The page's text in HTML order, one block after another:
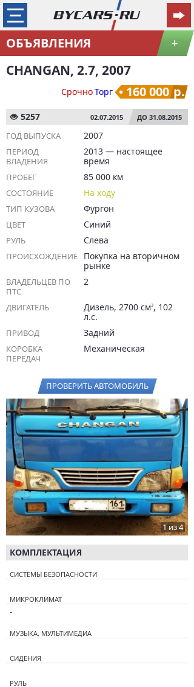
ОБЪЯВЛЕНИЯ +
CHANGAN, 2.7, 2007
СрочноТорг 160 000 р.
5257 02.07.2015 ДО 31.08.2015
ГОД ВЫПУСКА 2007
ПЕРИОД
ВЛАДЕНИЯ
2013 — настоящее
время
ПРОБЕГ 85 000 км
СОСТОЯНИЕ На ходу
ТИП КУЗОВА Фургон
ЦВЕТ Синий
РУЛЬ Слева
ПРОИСХОЖДЕНИЕ
Покупка на вторичном
рынке
ВЛАДЕЛЬЦЕВ ПО
ПТС
2
ДВИГАТЕЛЬ Дизель, 2700 см3, 102
л.с.
ПРИВОД Задний
КОРОБКА
ПЕРЕДАЧ
Механическая
ПРОВЕРИТЬ АВТОМОБИЛЬ
1 из 4
КОМПЛЕКТАЦИЯ
СИСТЕМЫ БЕЗОПАСНОСТИ
МИКРОКЛИМАТ
-
МУЗЫКА, МУЛЬТИМЕДИА
СИДЕНИЯ
РУЛЬ